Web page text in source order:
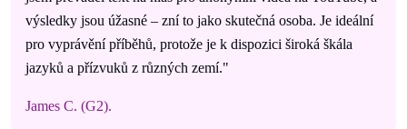
výsledky jsou úžasné – zní to jako skutečná osoba. Je ideální
pro vyprávění příběhů, protože je k dispozici široká škála
jazyků a přízvuků z různých zemí."
James C. (G2).